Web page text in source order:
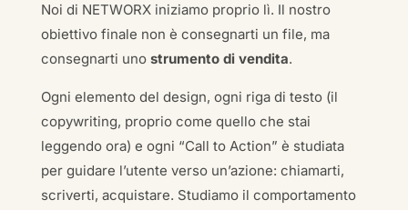
Noi di NETWORX iniziamo proprio lì. Il nostro
obiettivo finale non è consegnarti un file, ma
consegnarti uno strumento di vendita.
Ogni elemento del design, ogni riga di testo (il
copywriting, proprio come quello che stai
leggendo ora) e ogni “Call to Action” è studiata
per guidare l’utente verso un’azione: chiamarti,
scriverti, acquistare. Studiamo il comportamento